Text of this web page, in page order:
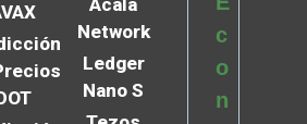
Network
Ledger
Nano S
c
o
n